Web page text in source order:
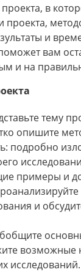
в
и
вам
и на
тему
опишите
подробно
примеры и
и
возможные
исследований.